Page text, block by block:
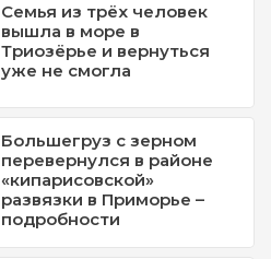
Семья из трёх человек
вышла в море в
Триозёрье и вернуться
уже не смогла
Большегруз с зерном
перевернулся в районе
«кипарисовской»
развязки в Приморье –
подробности